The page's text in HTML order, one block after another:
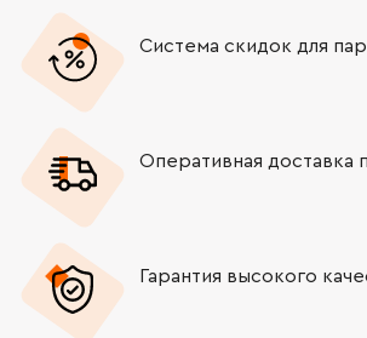
Система скидок для
Оперативная доставка
Гарантия высокого